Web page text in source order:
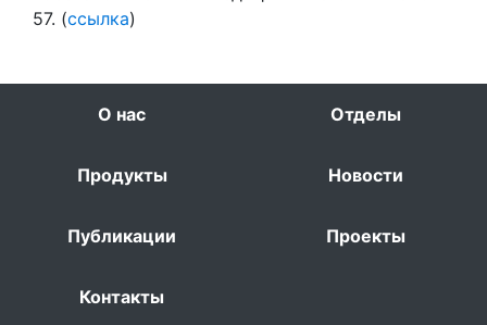
57. (ссылка)
О нас Отделы
Продукты Новости
Публикации Проекты
Контакты